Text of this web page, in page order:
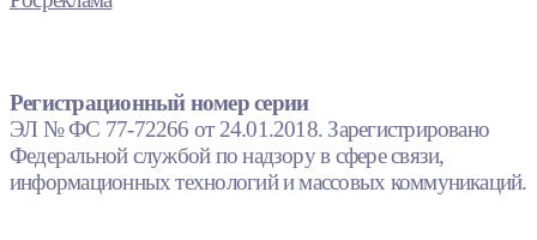
Регистрационный номер серии
ЭЛ № ФС 77-72266 от 24.01.2018. Зарегистрировано
Федеральной службой по надзору в сфере связи,
информационных технологий и массовых коммуникаций.